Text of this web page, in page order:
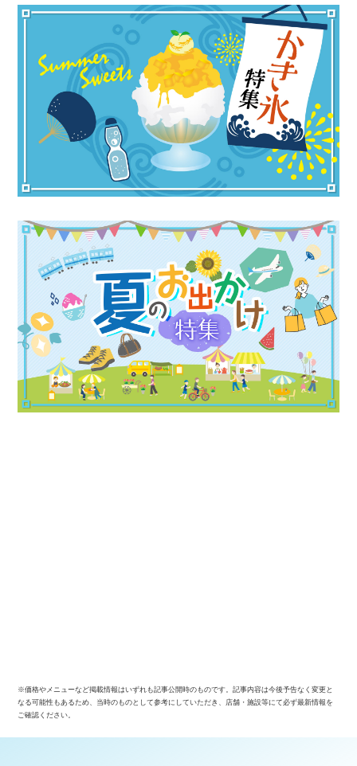
※価格やメニューなど掲載情報はいずれも記事公開時のものです。記事内容は今後予告なく変更と
なる可能性もあるため、当時のものとして参考にしていただき、店舗・施設等にて必ず最新情報を
ご確認ください。